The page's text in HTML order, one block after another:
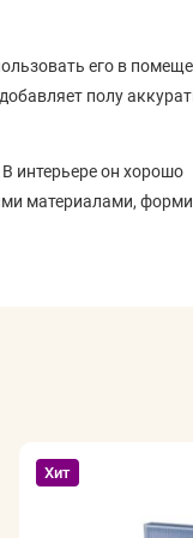
его в
полу
интерьере он хорошо
материалами,
Хит